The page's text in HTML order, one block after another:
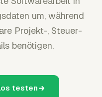
um, während
Projekt-, Steuer-
benötigen.
testen